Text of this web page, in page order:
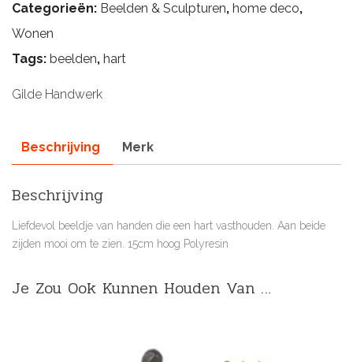
Categorieën: Beelden & Sculpturen, home deco,
Wonen
Tags: beelden, hart
Gilde Handwerk
Beschrijving Merk
Beschrijving
Liefdevol beeldje van handen die een hart vasthouden. Aan beide
zijden mooi om te zien. 15cm hoog Polyresin
Je Zou Ook Kunnen Houden Van …